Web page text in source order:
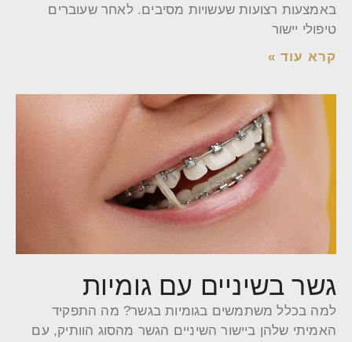
באמצעות רצועות שעשויות מסיבים. לאחר שעוברים
טיפולי יישור
קרא עוד »
גשר בשיניים עם גומיות
למה בכלל משתמשים בגומיות בגשר? מה התפקיד
האמיתי שלהן ביישור השיניים הגשר מהסוג הוותיק, עם